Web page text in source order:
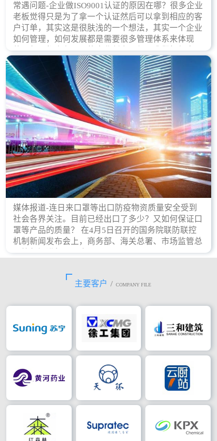
常遇问题-企业做ISO9001认证的原因在哪？很多企业
老板觉得只是为了拿一个认证然后可以拿到相应的客
户订单，其实这是很肤浅的一个想法，其实一个企业
如何管理，如何发展都是需要很多管理体系来体现
的，每天都会有不同的企业创立，但是我们如何去证
实一个企业的合法，有质量保证了？这就是ISO9001
认证体现价值的时候，那么键锋小编就来细说下企业
做ISO9001认证的根本原因。
媒体报道-连日来口罩等出口防疫物资质量安全受到
社会各界关注。目前已经出口了多少？又如何保证口
罩等产品的质量？ 在4月5日召开的国务院联防联控
机制新闻发布会上，商务部、海关总署、市场监管总
局等部门进行了回应。
主要客户 / COMPANY FILE